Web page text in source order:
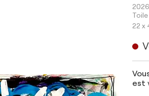
2026
Toile
22 x
est